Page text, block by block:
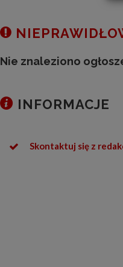
Nie znaleziono
INFORMACJE
Skontaktuj się z